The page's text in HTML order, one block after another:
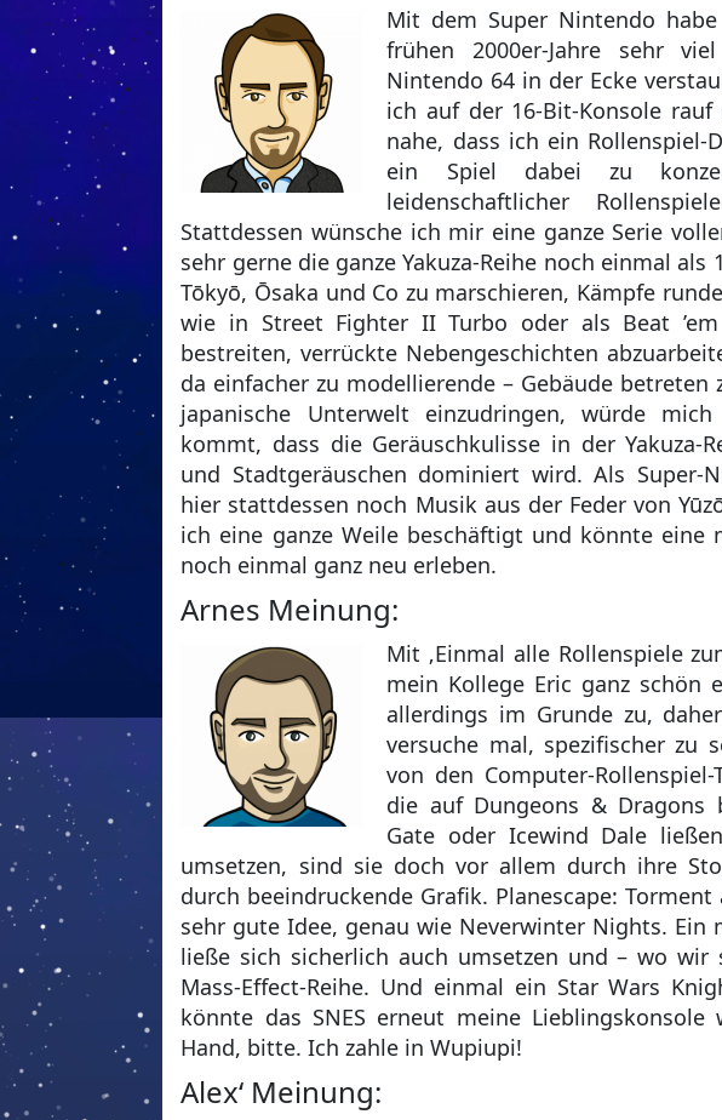
Mit dem Super Nintendo
frühen 2000er-Jahre sehr
Nintendo 64 in der Ecke
ich auf der 16-Bit-Konsole
nahe, dass ich ein
ein Spiel dabei zu
leidenschaftlicher
Stattdessen wünsche ich mir eine ganze Serie
sehr gerne die ganze Yakuza-Reihe noch einmal
Tōkyō, Ōsaka und Co zu marschieren, Kämpfe
wie in Street Fighter II Turbo oder als Beat
bestreiten, verrückte Nebengeschichten
da einfacher zu modellierende – Gebäude
japanische Unterwelt einzudringen, würde
kommt, dass die Geräuschkulisse in der Yakuza-
und Stadtgeräuschen dominiert wird. Als Super-
hier stattdessen noch Musik aus der Feder von
ich eine ganze Weile beschäftigt und könnte eine
noch einmal ganz neu erleben.
Arnes Meinung:
Mit ‚Einmal alle Rollenspiele
mein Kollege Eric ganz schön
allerdings im Grunde zu,
versuche mal, spezifischer zu
von den Computer-
die auf Dungeons & Dragons
Gate oder Icewind Dale
umsetzen, sind sie doch vor allem durch ihre
durch beeindruckende Grafik. Planescape:
sehr gute Idee, genau wie Neverwinter Nights. Ein
ließe sich sicherlich auch umsetzen und – wo wir
Mass-Effect-Reihe. Und einmal ein Star Wars
könnte das SNES erneut meine
Hand, bitte. Ich zahle in Wupiupi!
Alex‘ Meinung: